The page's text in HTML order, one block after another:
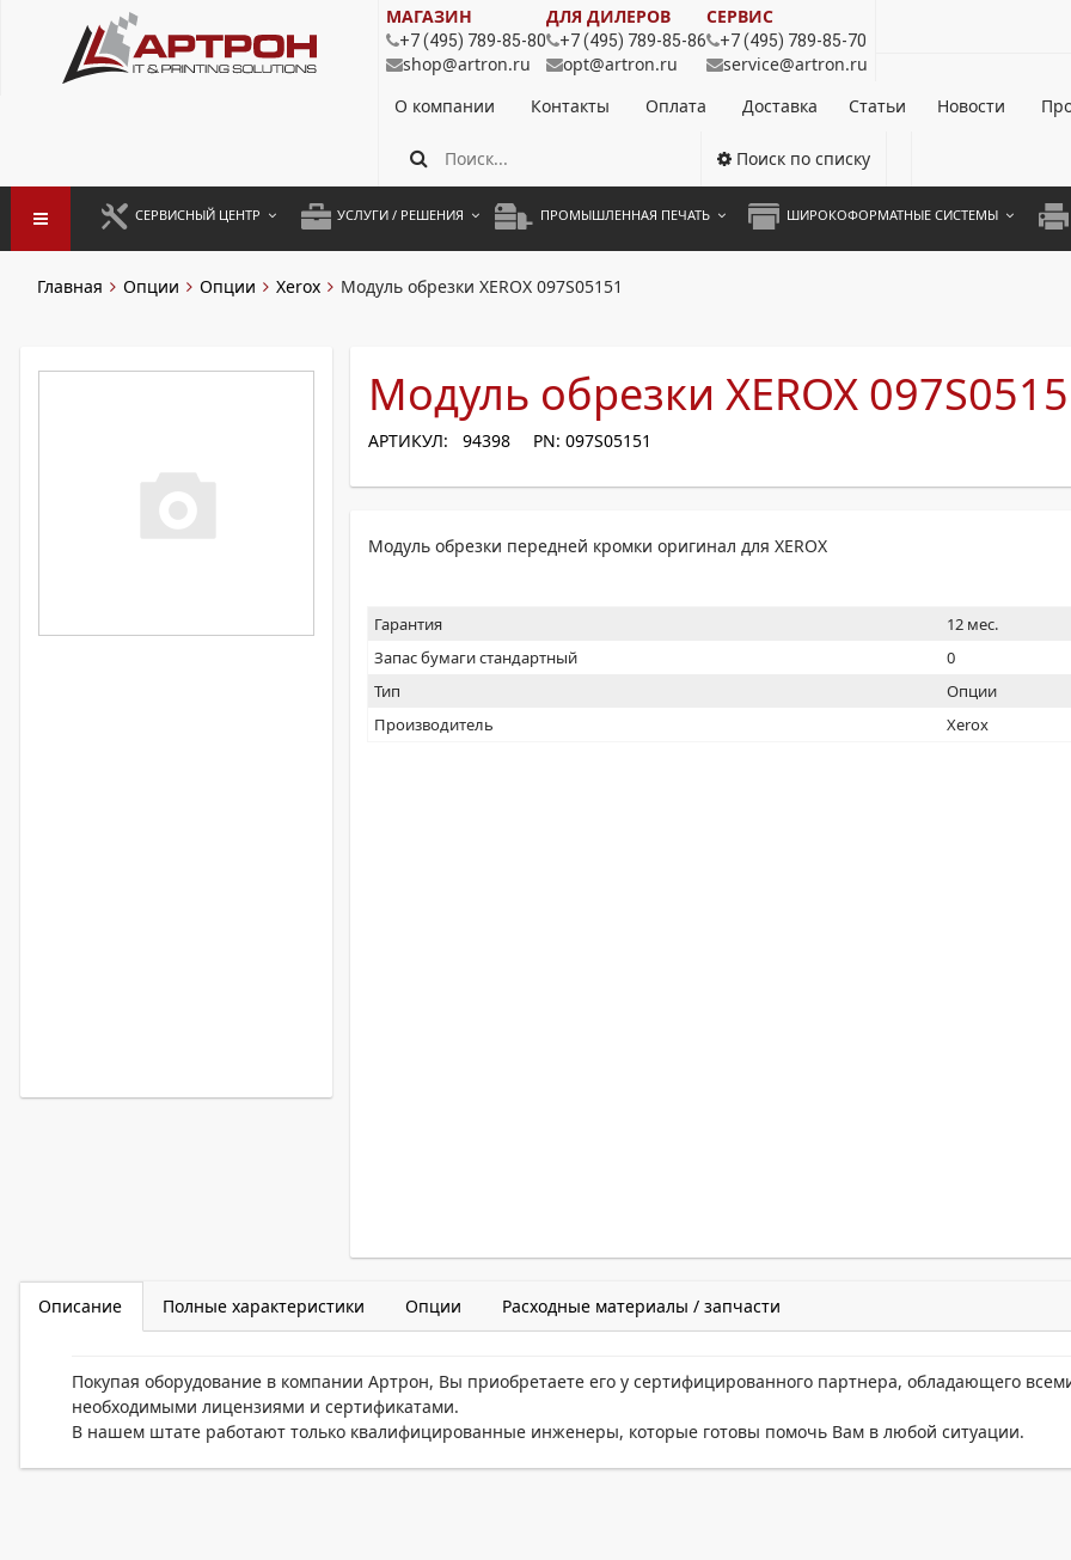
МАГАЗИН
+7 (495) 789-85-80
shop@artron.ru
ДЛЯ ДИЛЕРОВ
+7 (495) 789-85-86
opt@artron.ru
СЕРВИС
+7 (495) 789-85-70
service@artron.ru
О компании
Контакты Оплата Доставка Статьи Новости
Поиск по списку
СЕРВИСНЫЙ ЦЕНТР УСЛУГИ / РЕШЕНИЯ
АРЕНДА ОБОРУДОВАНИЯ
ПРОМЫШЛЕННАЯ ПЕЧАТЬ ШИРОКОФОРМАТНЫЕ СИСТЕМЫ
А4
Главная Опции Опции Xerox Модуль обрезки XEROX 097S05151
Модуль обрезки XEROX
АРТИКУЛ: 94398 PN: 097S05151
Модуль обрезки передней кромки оригинал для XEROX
Гарантия
12 мес.
Запас бумаги стандартный
0
Тип
Опции
Производитель
Xerox
Описание Полные характеристики Опции Расходные материалы / запчасти
Покупая оборудование в компании Артрон, Вы приобретаете его у сертифицированного партнера, обладающего
необходимыми лицензиями и сертификатами.
В нашем штате работают только квалифицированные инженеры, которые готовы помочь Вам в любой ситуации.